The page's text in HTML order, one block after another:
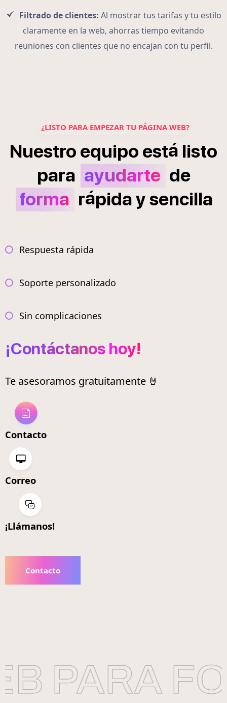
Filtrado de clientes: Al mostrar tus tarifas y tu estilo
claramente en la web, ahorras tiempo evitando
reuniones con clientes que no encajan con tu perfil.
¿LISTO PARA EMPEZAR TU PÁGINA WEB?
Nuestro equipo está listo
para ayudarte de
forma rápidaysencilla
Respuesta rápida
Soporte personalizado
Sin complicaciones
¡Contáctanos hoy!
Te asesoramos gratuitamente 🤘
Contacto
Correo
¡Llámanos!
Contacto
PARA